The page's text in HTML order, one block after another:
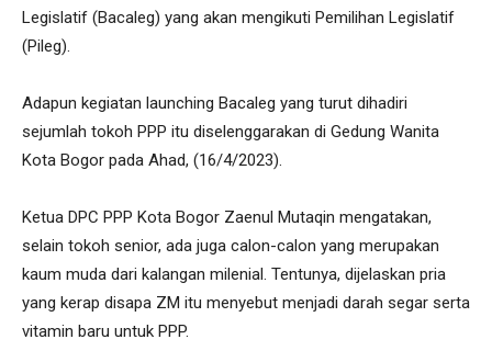
Legislatif (Bacaleg) yang akan mengikuti Pemilihan Legislatif
(Pileg).
Adapun kegiatan launching Bacaleg yang turut dihadiri
sejumlah tokoh PPP itu diselenggarakan di Gedung Wanita
Kota Bogor pada Ahad, (16/4/2023).
Ketua DPC PPP Kota Bogor Zaenul Mutaqin mengatakan,
selain tokoh senior, ada juga calon-calon yang merupakan
kaum muda dari kalangan milenial. Tentunya, dijelaskan pria
yang kerap disapa ZM itu menyebut menjadi darah segar serta
vitamin baru untuk PPP.